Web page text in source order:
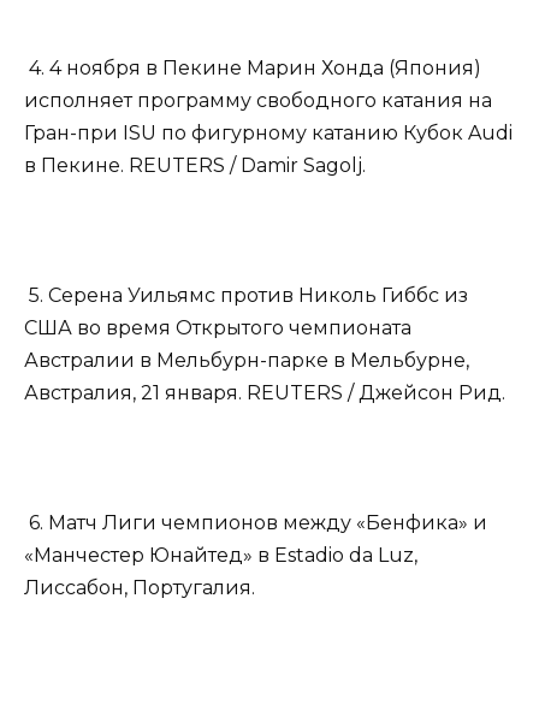
4. 4 ноября в Пекине Марин Хонда (Япония)
исполняет программу свободного катания на
Гран-при ISU по фигурному катанию Кубок Audi
в Пекине. REUTERS / Damir Sagolj.
5. Серена Уильямс против Николь Гиббс из
США во время Открытого чемпионата
Австралии в Мельбурн-парке в Мельбурне,
Австралия, 21 января. REUTERS / Джейсон Рид.
6. Матч Лиги чемпионов между «Бенфика» и
«Манчестер Юнайтед» в Estadio da Luz,
Лиссабон, Португалия.